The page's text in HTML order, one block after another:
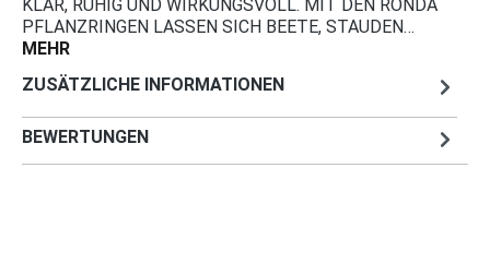
KLAR, RUHIG UND WIRKUNGSVOLL. MIT DEN RONDA
PFLANZRINGEN LASSEN SICH BEETE, STAUDEN…
MEHR
ZUSÄTZLICHE INFORMATIONEN
BEWERTUNGEN